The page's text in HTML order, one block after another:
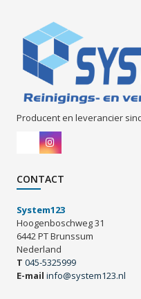
Producent en leverancier
CONTACT
System123
Hoogenboschweg 31
6442 PT Brunssum
Nederland
T 045-5325999
E-mail info@system123.nl